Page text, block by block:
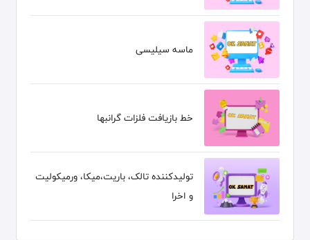
ماسه سیلیسی
خط بازیافت فلزات گرانبها
تولیدکننده تالک، باریت،میکا، ورمیکولیت
و اخرا